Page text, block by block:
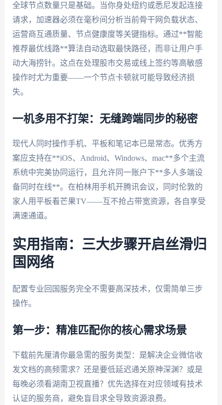
全球节点数量只是基础。当你身处纽约或悉尼发起连接
请求，加速器必须在毫秒间分析当前骨干网负载状态、
运营商互通质量、节点健康度等关键指标。通过**智能
推荐最优线路**算法自动选取最快路径，而非让用户手
动大海捞针。这点在处理股市交易或线上签约等高敏感
操作时尤为重要——一个节点卡顿就可能导致经济损
失。
一机多用不打架：无缝跨端同步的秘密
现代人同时操作手机、平板和笔记本已是常态。优秀方
案应支持在**iOS、Android、Windows、mac**多个主流
系统中完美协同运行，且允许同一账户下**多人多端设
备同时在线**。在柏林用手机开腾讯会议，同时伦敦的
家人用平板看芒果TV——互不抢占带宽资源，各自享受
满速通道。
实用指南：三大步骤开启丝滑归
国网络
配置专业回国服务完全不需要高深技术，仅需简单三步
操作。
第一步：精准匹配你的核心需求场景
下载前先厘清你最急需的服务类型：是解决企业微信收
发文档的高频需求？还是要低延迟通关原神深渊？或是
每晚必须看湖南卫视直播？优先选择在对应领域有技术
认证的服务商，避免盲目求全导致资源浪费。